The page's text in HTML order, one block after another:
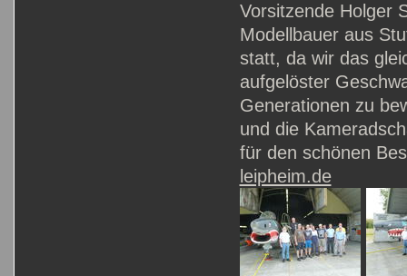
Vorsitzende Holger
Modellbauer aus
statt, da wir das
aufgelöster
Generationen zu
und die
für den schönen
leipheim.de